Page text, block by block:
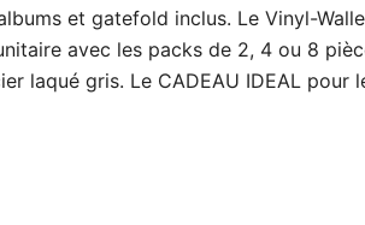
et gatefold inclus. Le Vinyl-
avec les packs de 2, 4 ou 8
laqué gris. Le CADEAU IDEAL